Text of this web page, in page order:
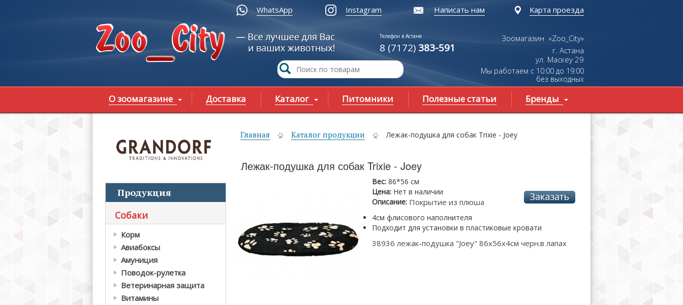
WhatsApp Instagram Написать нам Карта проезда
Телефон в Астане
8 (7172) 383-591
Зоомагазин «Zoo_City»
г. Астана
ул. Маскеу29
Мы работаем с 10:00 до 19:00
без выходных
О зоомагазине Доставка Каталог Питомники Полезные статьи Бренды
Продукция
Собаки
Корм
Авиабоксы
Амуниция
Поводок-рулетка
Ветеринарная защита
Витамины
Главная Каталог продукции Лежак-подушка для собак Trixie - Joey
Лежак-подушка для собак Trixie - Joey
Вес: 86*56 см
Цена: Нет в наличии
Описание: Покрытие из плюша
4см флисового наполнителя
Подходит для установки в пластиковые кровати
38936 лежак-подушка "Joey" 86х56х4см черн.в лапах